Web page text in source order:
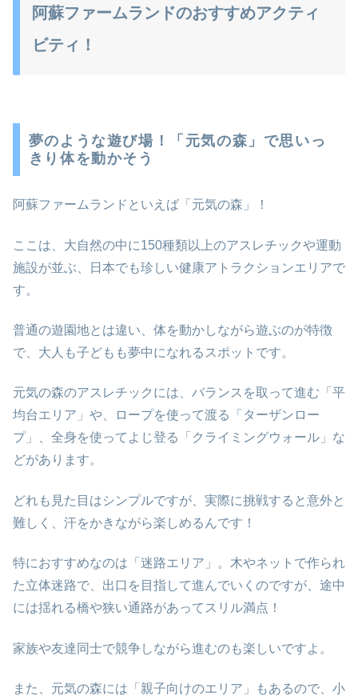
阿蘇ファームランドのおすすめアクティ
ビティ！
夢のような遊び場！「元気の森」で思いっ
きり体を動かそう
阿蘇ファームランドといえば「元気の森」！
ここは、大自然の中に150種類以上のアスレチックや運動
施設が並ぶ、日本でも珍しい健康アトラクションエリアで
す。
普通の遊園地とは違い、体を動かしながら遊ぶのが特徴
で、大人も子どもも夢中になれるスポットです。
元気の森のアスレチックには、バランスを取って進む「平
均台エリア」や、ロープを使って渡る「ターザンロー
プ」、全身を使ってよじ登る「クライミングウォール」な
どがあります。
どれも見た目はシンプルですが、実際に挑戦すると意外と
難しく、汗をかきながら楽しめるんです！
特におすすめなのは「迷路エリア」。木やネットで作られ
た立体迷路で、出口を目指して進んでいくのですが、途中
には揺れる橋や狭い通路があってスリル満点！
家族や友達同士で競争しながら進むのも楽しいですよ。
また、元気の森には「親子向けのエリア」もあるので、小